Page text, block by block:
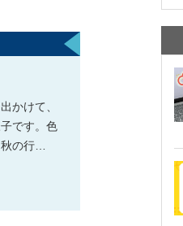
かけて、
です。色
の行…